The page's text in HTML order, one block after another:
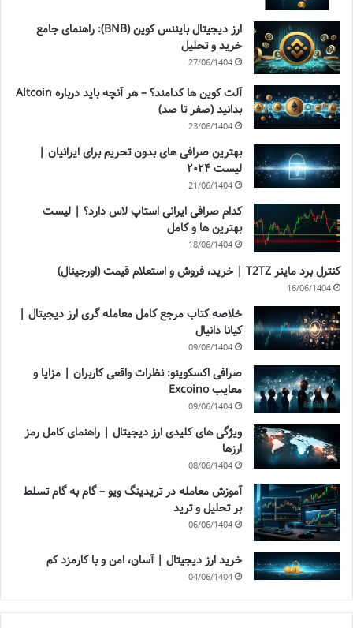
ارز دیجیتال بایننس کوین (BNB): راهنمای جامع
خرید و تحلیل
27/06/1404
آلت کوین ها کدامند؟ – هر آنچه باید درباره Altcoin
بدانید (صفر تا صد)
23/06/1404
بهترین صرافی های بدون تحریم برای ایرانیان |
لیست ۲۰۲۴
21/06/1404
کدام صرافی ایرانی استاپ لاس دارد؟ | لیست
بهترین ها و کامل
18/06/1404
کنترل برد ماینر T2TZ | خرید، فروش و استعلام قیمت (اورجینال)
16/06/1404
خلاصه کتاب مرجع کامل معامله گری ارز دیجیتال |
کیانا دانیال
09/06/1404
صرافی اکسکوینو: نظرات واقعی کاربران | مزایا و
معایب Excoino
09/06/1404
ویژگی های کلیدی ارز دیجیتال | راهنمای کامل رمز
ارزها
08/06/1404
آموزش معامله در تریدینگ ویو – گام به گام تسلط
بر تحلیل و ترید
06/06/1404
خرید ارز دیجیتال | آسان، امن و با کارمزد کم
04/06/1404